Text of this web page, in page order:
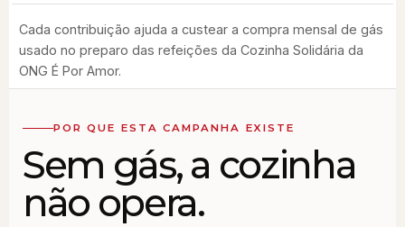
POR QUE ESTA CAMPANHA EXISTE
Sem gás, a cozinha
não opera.
Cada contribuição ajuda a custear a compra mensal de gás
usado no preparo das refeições da Cozinha Solidária da
ONG É Por Amor.